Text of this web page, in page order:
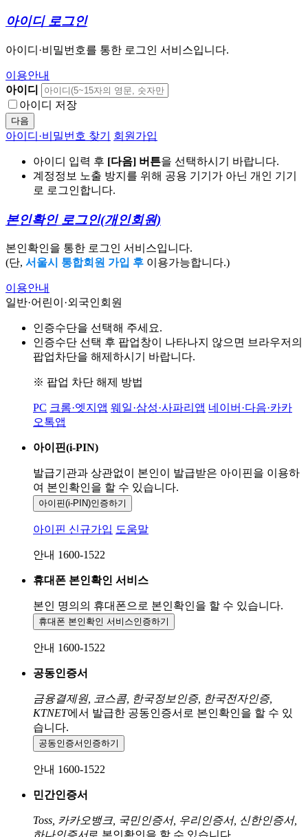
아이디 로그인
아이디·비밀번호를 통한 로그인 서비스입니다.
이용안내
아이디
아이디 저장
다음
아이디·비밀번호 찾기 회원가입
아이디 입력 후 [다음] 버튼을 선택하시기 바랍니다.
계정정보 노출 방지를 위해 공용 기기가 아닌 개인 기기
로 로그인합니다.
본인확인 로그인(개인회원)
본인확인을 통한 로그인 서비스입니다.
(단, 서울시 통합회원 가입 후 이용가능합니다.)
이용안내
일반·어린이·외국인회원
인증수단을 선택해 주세요.
인증수단 선택 후 팝업창이 나타나지 않으면 브라우저의
팝업차단을 해제하시기 바랍니다.
※ 팝업 차단 해제 방법
PC 크롬·엣지앱 웨일·삼성·사파리앱 네이버·다음·카카
오톡앱
아이핀(i-PIN)
발급기관과 상관없이 본인이 발급받은 아이핀을 이용하
여 본인확인을 할 수 있습니다.
아이핀(i-PIN)인증하기
아이핀 신규가입 도움말
안내 1600-1522
휴대폰 본인확인 서비스
본인 명의의 휴대폰으로 본인확인을 할 수 있습니다.
휴대폰 본인확인 서비스인증하기
안내 1600-1522
공동인증서
금융결제원, 코스콤, 한국정보인증, 한국전자인증,
KTNET에서 발급한 공동인증서로 본인확인을 할 수 있
습니다.
공동인증서 인증하기
안내 1600-1522
민간인증서
Toss, 카카오뱅크, 국민인증서, 우리인증서, 신한인증서,